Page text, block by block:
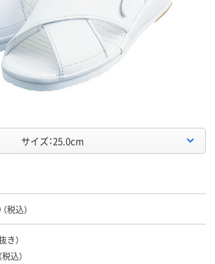
サイズ：25.0cm
（税込）
き）
（税込）